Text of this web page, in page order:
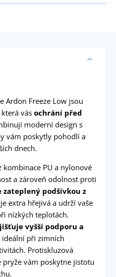
Ardon Freeze Low jsou
vás ochrání před
moderní design s
vám poskytly pohodlí a
dnech.
PU a nylonové
a zároveň odolnost proti
podšívkou z
extra hřejivá a udrží vaše
nízkých teplotách.
vyšší podporu a
ideální při zimních
Protiskluzová
pryže vám poskytne jistotu